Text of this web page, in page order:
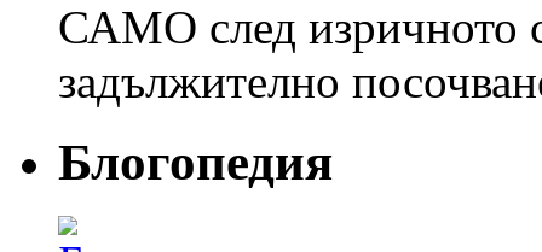
САМО след изричното
задължително
Блогопедия